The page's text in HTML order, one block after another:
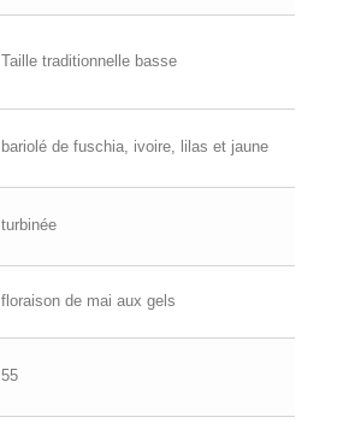
Taille traditionnelle basse
bariolé de fuschia, ivoire, lilas et jaune
turbinée
floraison de mai aux gels
55